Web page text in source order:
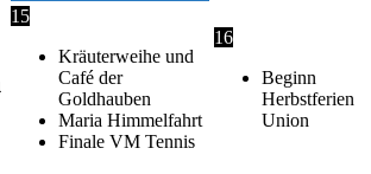
15
Kräuterweihe und
Café der
Goldhauben
Maria Himmelfahrt
Finale VM Tennis
16
Beginn
Herbstferien
Union